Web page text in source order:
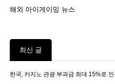
해외 아이게이밍 뉴스
최신 글
한국, 카지노 관광 부과금 최대 15%로